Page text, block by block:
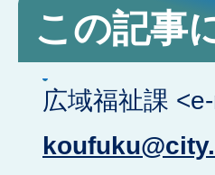
この記事
広域福祉課 <e-